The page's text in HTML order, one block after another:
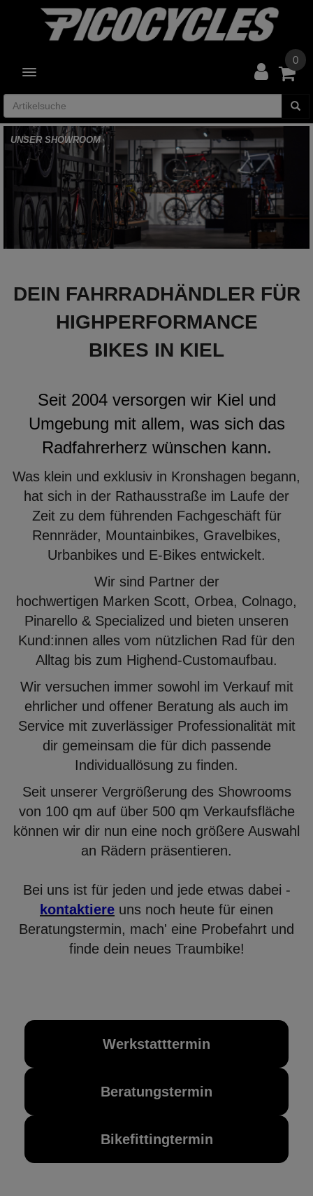
TOGGLE NAVIGATION
0
DEIN FAHRRADHÄNDLER FÜR
HIGHPERFORMANCE
BIKES IN KIEL
Seit 2004 versorgen wir Kiel und
Umgebung mit allem, was sich das
Radfahrerherz wünschen kann.
Was klein und exklusiv in Kronshagen begann,
hat sich in der Rathausstraße im Laufe der
Zeit zu dem führenden Fachgeschäft für
Rennräder, Mountainbikes, Gravelbikes,
Urbanbikes und E-Bikes entwickelt.
Wir sind Partner der
hochwertigen Marken Scott, Orbea, Colnago,
Pinarello & Specialized und bieten unseren
Kund:innen alles vom nützlichen Rad für den
Alltag bis zum Highend-Customaufbau.
Wir versuchen immer sowohl im Verkauf mit
ehrlicher und offener Beratung als auch im
Service mit zuverlässiger Professionalität mit
dir gemeinsam die für dich passende
Individuallösung zu finden.
Seit unserer Vergrößerung des Showrooms
von 100 qm auf über 500 qm Verkaufsfläche
können wir dir nun eine noch größere Auswahl
an Rädern präsentieren.
Bei uns ist für jeden und jede etwas dabei -
kontaktiere uns noch heute für einen
Beratungstermin, mach' eine Probefahrt und
finde dein neues Traumbike!
Werkstatttermin
Beratungstermin
Bikefittingtermin